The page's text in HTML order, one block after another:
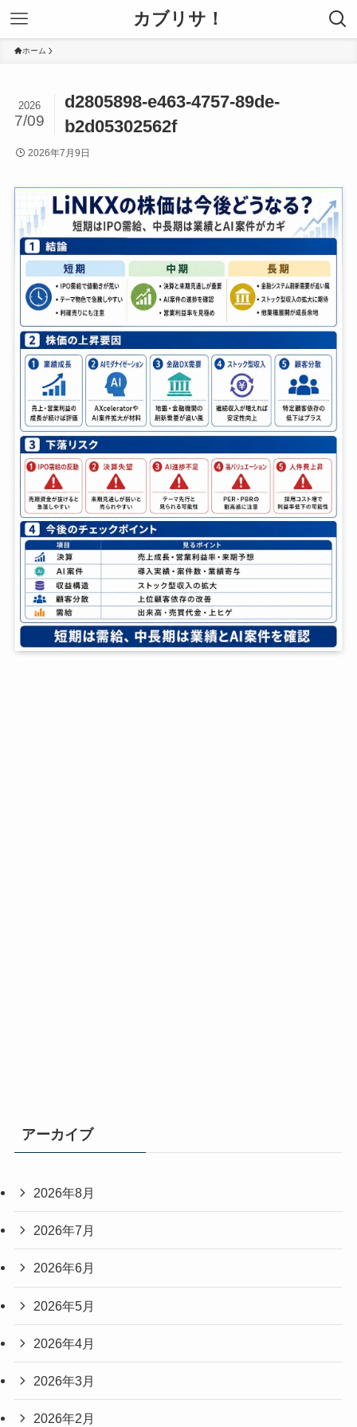
カブリサ！
ホーム
d2805898-e463-4757-89de-
b2d05302562f
2026
7/09
2026年7月9日
アーカイブ
2026年8月
2026年7月
2026年6月
2026年5月
2026年4月
2026年3月
2026年2月